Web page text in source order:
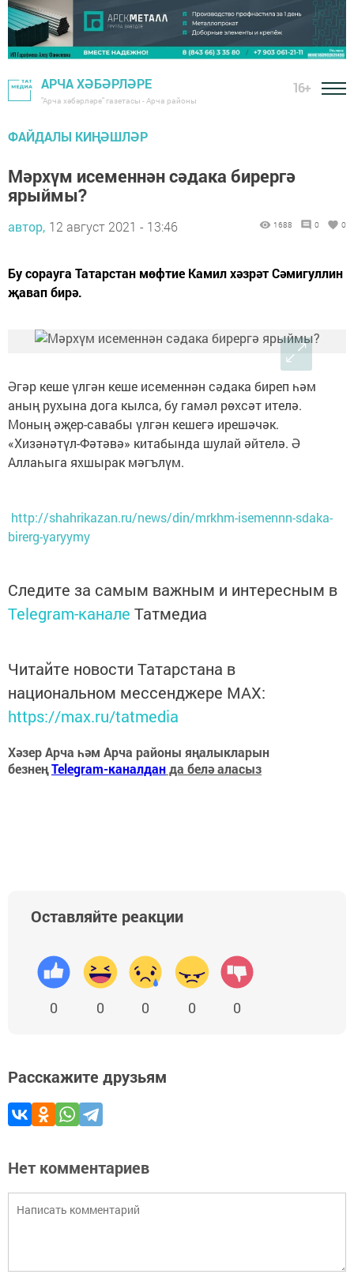
АРЧА ХӘБӘРЛӘРЕ
"Арча хәбәрләре" газетасы - Арча районы
16+
ФАЙДАЛЫ КИҢӘШЛӘР
Мәрхүм исеменнән сәдака бирергә
ярыймы?
автор, 12 август 2021 - 13:46 1688 0 0
Бу сорауга Татарстан мөфтие Камил хәзрәт Сәмигуллин
җавап бирә.
Әгәр кеше үлгән кеше исеменнән сәдака биреп һәм
аның рухына дога кылса, бу гамәл рөхсәт ителә.
Моның әҗер-савабы үлгән кешегә ирешәчәк.
«Хизәнәтүл-Фәтәвә» китабында шулай әйтелә. Ә
Аллаһыга яхшырак мәгълүм.
http://shahrikazan.ru/news/din/mrkhm-isemennn-sdaka-
birerg-yaryymy
Следите за самым важным и интересным в
Telegram-канале Татмедиа
Читайте новости Татарстана в
национальном мессенджере MАХ:
https://max.ru/tatmedia
Хәзер Арча һәм Арча районы яңалыкларын
безнеңTelegram-каналданда белә аласыз
Оставляйте реакции
0 0 0 0 0
Расскажите друзьям
Нет комментариев